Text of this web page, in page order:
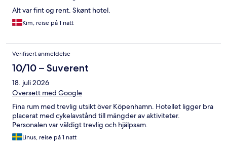
Alt var fint og rent. Skønt hotel.
Kim, reise på 1 natt
Verifisert anmeldelse
10/10 – Suverent
18. juli 2026
Oversett med Google
Fina rum med trevlig utsikt över Köpenhamn. Hotellet ligger bra
placerat med cykelavstånd till mängder av aktiviteter.
Personalen var väldigt trevlig och hjälpsam.
Linus, reise på 1 natt